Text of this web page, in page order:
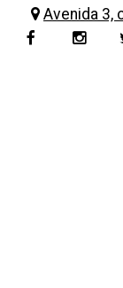
Avenida 3,